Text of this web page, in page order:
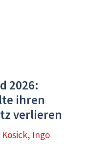
2026:
ihren
verlieren
, Ingo